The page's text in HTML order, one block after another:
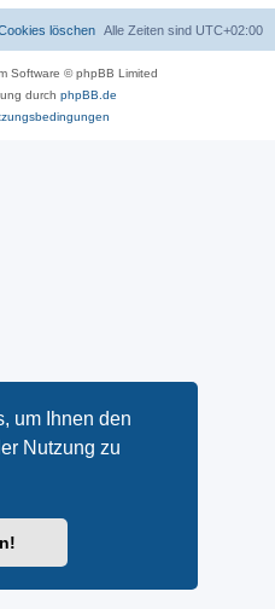
um Ihnen den
Nutzung zu
Alle Zeiten sind UTC+02:00
löschen
Software © phpBB Limited
durch phpBB.de